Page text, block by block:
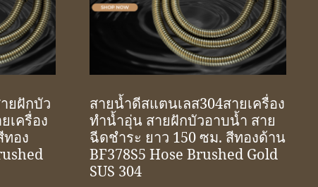
ยฝักบัว
เครื่อง
อง
สายน้ำดีสแตนเลส304สายเครื่อง
ทำน้ำอุ่น สายฝักบัวอาบน้ำ สาย
ฉีดชำระ ยาว 150 ซม. สีทองด้าน
BF378S5 Hose Brushed Gold
SUS 304